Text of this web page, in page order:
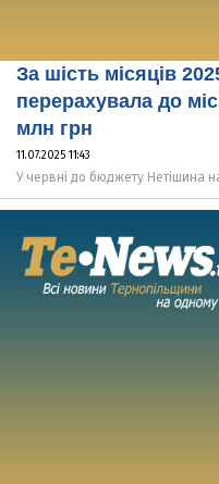
За шість місяців
перерахувала до
млн грн
11.07.2025 11:43
У червні до бюджету Нетішина